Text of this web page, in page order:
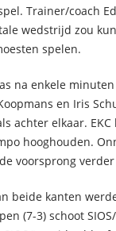
Trainer/coach
wedstrijd zou
spelen.
na enkele
en Iris
achter elkaar.
hooghouden.
voorsprong
beide kanten
(7-3) schoot